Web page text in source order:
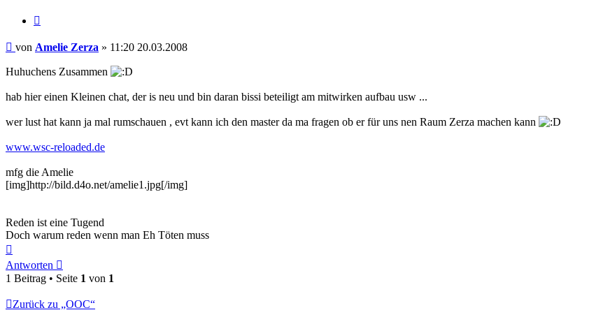
Beitrag
von Amelie Zerza » 11:20 20.03.2008
Huhuchens Zusammen
hab hier einen Kleinen chat, der is neu und bin daran bissi beteiligt am mitwirken aufbau usw ...
wer lust hat kann ja mal rumschauen , evt kann ich den master da ma fragen ob er für uns nen Raum Zerza machen kann
www.wsc-reloaded.de
mfg die Amelie
[img]http://bild.d4o.net/amelie1.jpg[/img]
Reden ist eine Tugend
Doch warum reden wenn man Eh Töten muss
oben
Antworten
1 Beitrag • Seite 1 von 1
Zurück zu „OOC“